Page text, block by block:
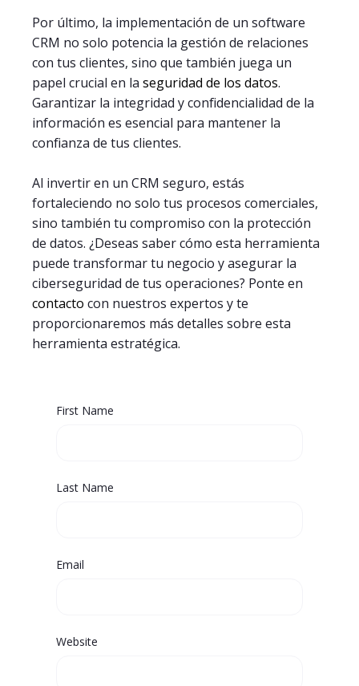
Por último, la implementación de un software
CRM no solo potencia la gestión de relaciones
con tus clientes, sino que también juega un
papel crucial en la seguridad de los datos.
Garantizar la integridad y confidencialidad de la
información es esencial para mantener la
confianza de tus clientes.
Al invertir en un CRM seguro, estás
fortaleciendo no solo tus procesos comerciales,
sino también tu compromiso con la protección
de datos. ¿Deseas saber cómo esta herramienta
puede transformar tu negocio y asegurar la
ciberseguridad de tus operaciones? Ponte en
contacto con nuestros expertos y te
proporcionaremos más detalles sobre esta
herramienta estratégica.
First Name
Last Name
Email
Website